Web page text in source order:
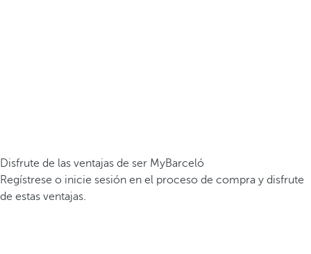
Disfrute de las ventajas de ser MyBarceló
Regístrese o inicie sesión en el proceso de compra y disfrute
de estas ventajas.